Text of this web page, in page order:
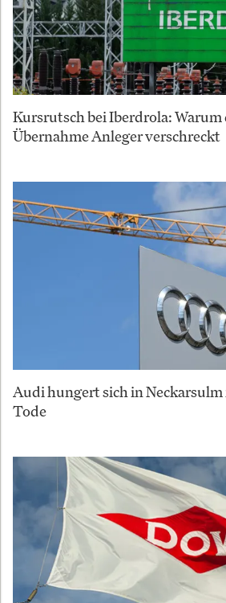
Kursrutsch bei Iberdrola: Warum
Übernahme Anleger verschreckt
Audi hungert sich in
Tode